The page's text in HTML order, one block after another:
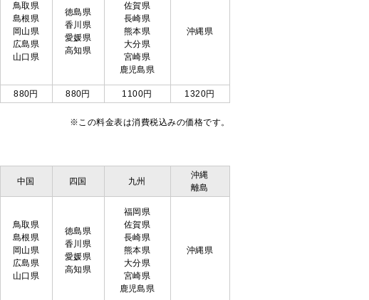
鳥取県
島根県
岡山県
広島県
山口県
徳島県
香川県
愛媛県
高知県
佐賀県
長崎県
熊本県
大分県
宮崎県
鹿児島県
沖縄県
880円 880円 1100円 1320円
※この料金表は消費税込みの価格です。
中国 四国 九州
沖縄
離島
鳥取県
島根県
岡山県
広島県
山口県
徳島県
香川県
愛媛県
高知県
福岡県
佐賀県
長崎県
熊本県
大分県
宮崎県
鹿児島県
沖縄県